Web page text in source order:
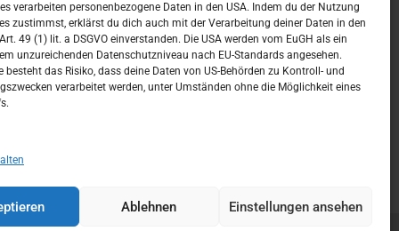
verarbeiten personenbezogene Daten in den USA. Indem du der Nutzung
zustimmst, erklärst du dich auch mit der Verarbeitung deiner Daten in den
49 (1) lit. a DSGVO einverstanden. Die USA werden vom EuGH als ein
unzureichenden Datenschutzniveau nach EU-Standards angesehen.
besteht das Risiko, dass deine Daten von US-Behörden zu Kontroll- und
verarbeitet werden, unter Umständen ohne die Möglichkeit eines
Ablehnen Einstellungen ansehen
4 5 6 7 8 9 10
11 12 13 14 15 16
18 19 20 21 22 23 24